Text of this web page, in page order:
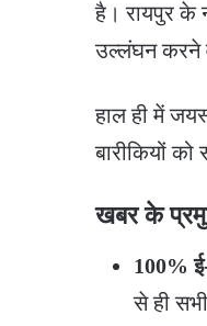
है। रायपुर के
उल्लंघन करने
​हाल ही में
बारीकियों
खबर के
100%
से ही